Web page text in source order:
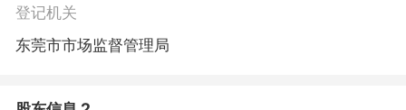
登记机关
东莞市市场监督管理局